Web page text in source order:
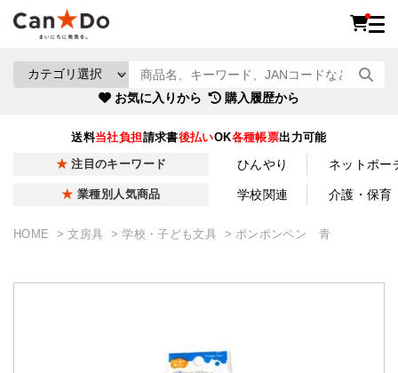
お気に入りから 購入履歴から
送料当社負担請求書後払いOK各種帳票出力可能
注目のキーワード ひんやり ネットポー
業種別人気商品 学校関連 介護・保育
HOME 文房具 学校・子ども文具 ポンポンペン 青